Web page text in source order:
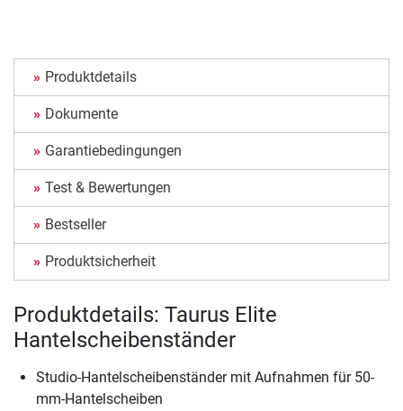
Produktdetails
Dokumente
Garantiebedingungen
Test & Bewertungen
Bestseller
Produktsicherheit
Produktdetails: Taurus Elite
Hantelscheibenständer
Studio-Hantelscheibenständer mit Aufnahmen für 50-
mm-Hantelscheiben